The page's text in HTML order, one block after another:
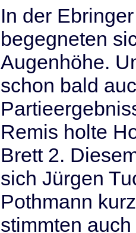
In der
begegneten
Augenhöhe.
schon bald
Remis holte
Brett 2.
sich Jürgen
Pothmann
stimmten